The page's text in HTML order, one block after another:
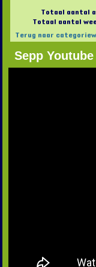
Totaal aantal
Totaal aantal
Terug naar
Sepp Youtube